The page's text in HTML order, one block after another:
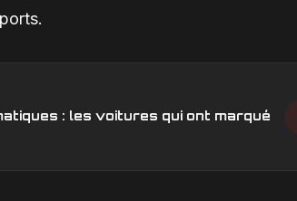
: les voitures qui ont marqué